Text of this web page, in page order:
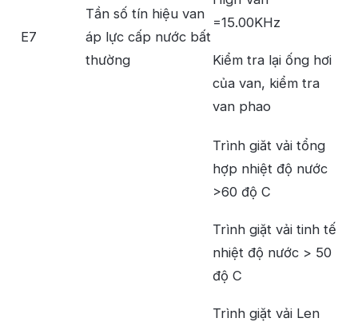
E7
Tần số tín hiệu van
áp lực cấp nước bất
thường
=15.00KHz
Kiểm tra lại ống hơi
của van, kiểm tra
van phao
Trình giăt vải tổng
hợp nhiệt độ nước
>60 độ C
Trình giặt vải tinh tế
nhiệt độ nước > 50
độ C
Trình giặt vải Len